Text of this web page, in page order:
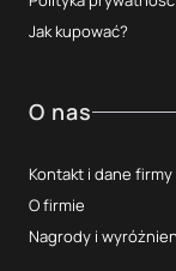
Jak kupować?
O nas
Kontakt i dane firmy
O firmie
Nagrody i